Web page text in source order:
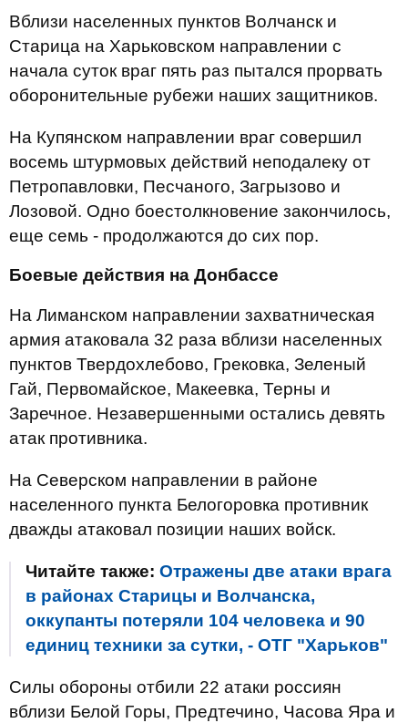
Вблизи населенных пунктов Волчанск и
Старица на Харьковском направлении с
начала суток враг пять раз пытался прорвать
оборонительные рубежи наших защитников.
На Купянском направлении враг совершил
восемь штурмовых действий неподалеку от
Петропавловки, Песчаного, Загрызово и
Лозовой. Одно боестолкновение закончилось,
еще семь - продолжаются до сих пор.
Боевые действия на Донбассе
На Лиманском направлении захватническая
армия атаковала 32 раза вблизи населенных
пунктов Твердохлебово, Грековка, Зеленый
Гай, Первомайское, Макеевка, Терны и
Заречное. Незавершенными остались девять
атак противника.
На Северском направлении в районе
населенного пункта Белогоровка противник
дважды атаковал позиции наших войск.
Читайте также: Отражены две атаки врага
в районах Старицы и Волчанска,
оккупанты потеряли 104 человека и 90
единиц техники за сутки, - ОТГ "Харьков"
Силы обороны отбили 22 атаки россиян
вблизи Белой Горы, Предтечино, Часова Яра и